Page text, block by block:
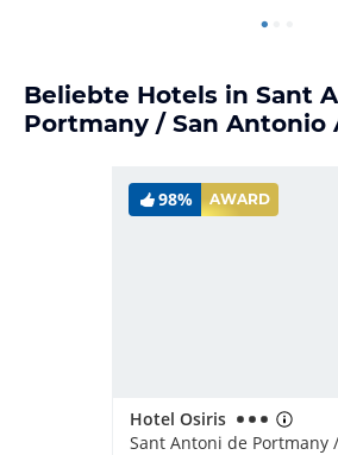
Beliebte Hotels in Sant
Portmany / San Antonio
98% AWARD
Hotel Osiris